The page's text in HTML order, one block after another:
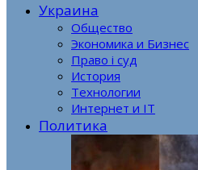
Украина
Общество
Экономика и Бизнес
Право і суд
История
Технологии
Интернет и IT
Политика